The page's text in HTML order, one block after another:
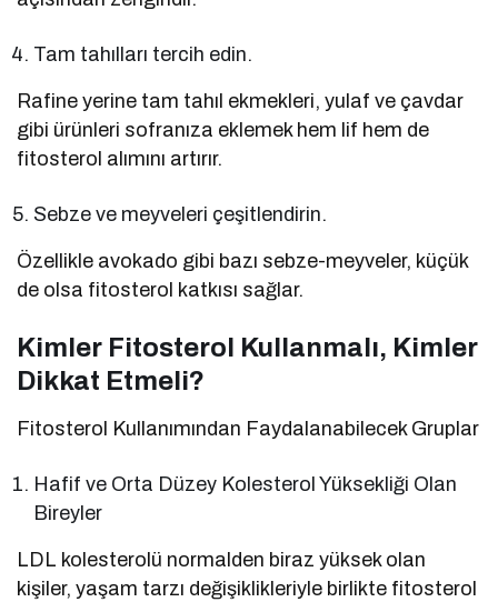
Tam tahılları tercih edin.
Rafine yerine tam tahıl ekmekleri, yulaf ve çavdar
gibi ürünleri sofranıza eklemek hem lif hem de
fitosterol alımını artırır.
Sebze ve meyveleri çeşitlendirin.
Özellikle avokado gibi bazı sebze-meyveler, küçük
de olsa fitosterol katkısı sağlar.
Kimler Fitosterol Kullanmalı, Kimler
Dikkat Etmeli?
Fitosterol Kullanımından Faydalanabilecek Gruplar
Hafif ve Orta Düzey Kolesterol Yüksekliği Olan
Bireyler
LDL kolesterolü normalden biraz yüksek olan
kişiler, yaşam tarzı değişiklikleriyle birlikte fitosterol